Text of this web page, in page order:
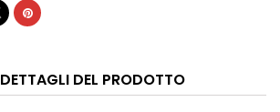
DETTAGLI DEL PRODOTTO